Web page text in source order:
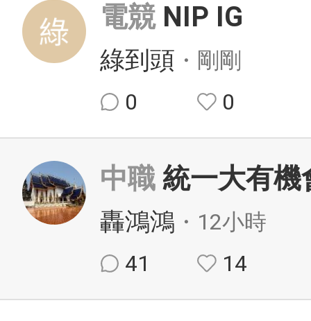
電競 NIP IG
綠到頭 ・剛剛
0
0
中職 統一大有機
轟鴻鴻 ・12小時
41
14